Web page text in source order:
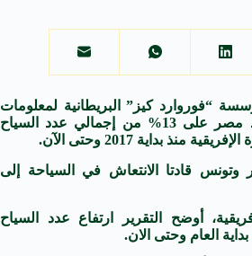
“فوروارد كيز” البريطانية لمعلومات
السياحة والسفر، استحواذ مصر على 13% من إجمالي عدد السياح
منذ بداية 2017 وحتى الآن.
قادتا الانتعاش في السياحة إلى
أوضح التقرير ارتفاع عدد السياح